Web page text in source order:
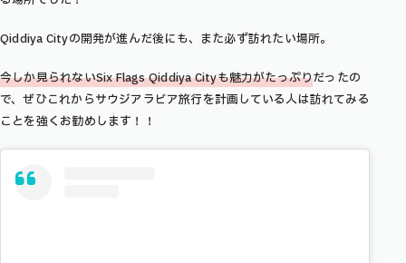
Qiddiya Cityの開発が進んだ後にも、また必ず訪れたい場所。
今しか見られないSix Flags Qiddiya Cityも魅力がたっぷりだったの
で、ぜひこれからサウジアラビア旅行を計画している人は訪れてみる
ことを強くお勧めします！！